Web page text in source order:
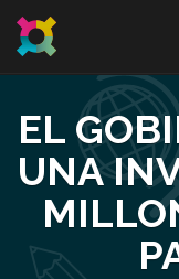
EL
UNA